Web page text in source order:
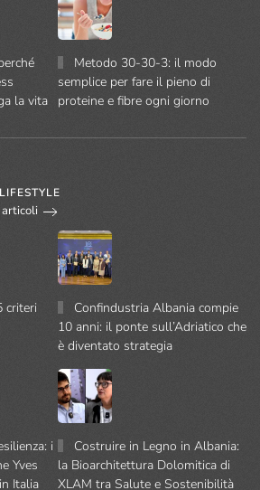
la vita
Metodo 30-30-3: il modo
semplice per fare il pieno di
proteine e fibre ogni giorno
criteri
Confindustria Albania compie
10 anni: il ponte sull’Adriatico che
è diventato strategia
i
Yves
Italia
Costruire in Legno in Albania:
la Bioarchitettura Dolomitica di
XLAM tra Salute e Sostenibilità